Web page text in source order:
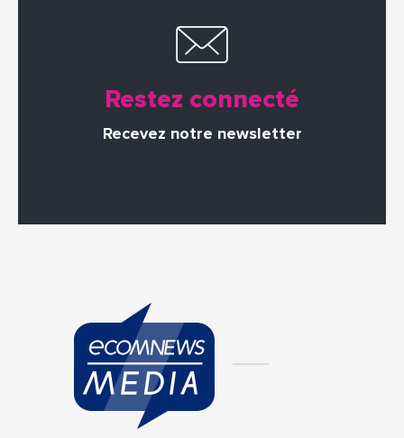
Restez connecté
Recevez notre newsletter